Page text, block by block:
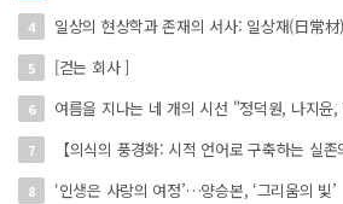
4 일상의 현상학과 존재의 서사: 일상재(日常材
5 [걷는 회사 ]
6 여름을 지나는 네 개의 시선 "정덕원, 나지
7 【의식의 풍경화: 시적 언어로 구축하는 실존
8 ‘인생은 사랑의 여정’…양승본, ‘그리움의 빛’